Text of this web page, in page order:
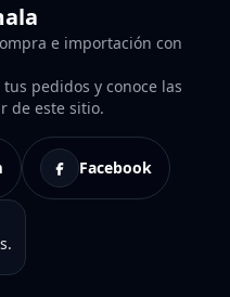
e importación con
pedidos y conoce las
de este sitio.
Facebook